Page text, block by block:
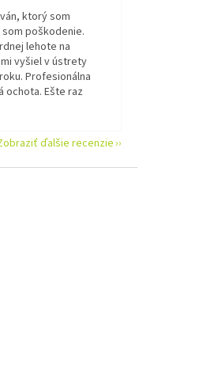
ktorý som
poškodenie.
lehote na
vyšiel v ústrety
Profesionálna
ochota. Ešte raz
ďalšie recenzie